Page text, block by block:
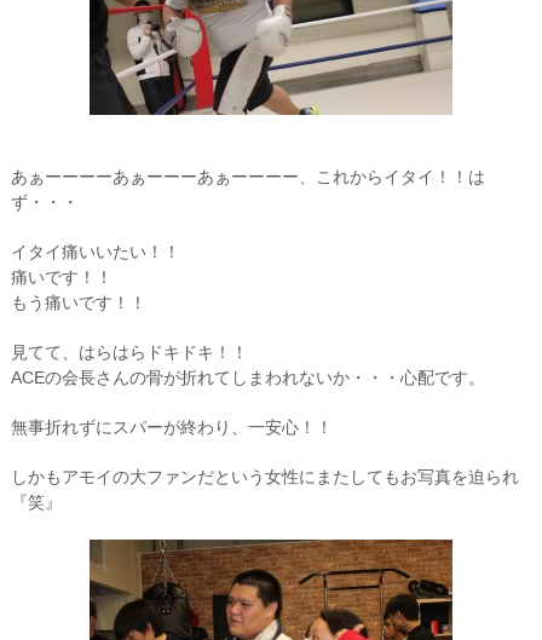
あぁーーーーあぁーーーあぁーーーー、これからイタイ！！は
ず・・・
イタイ痛いいたい！！
痛いです！！
もう痛いです！！
見てて、はらはらドキドキ！！
ACEの会長さんの骨が折れてしまわれないか・・・心配です。
無事折れずにスパーが終わり、一安心！！
しかもアモイの大ファンだという女性にまたしてもお写真を迫られ
『笑』